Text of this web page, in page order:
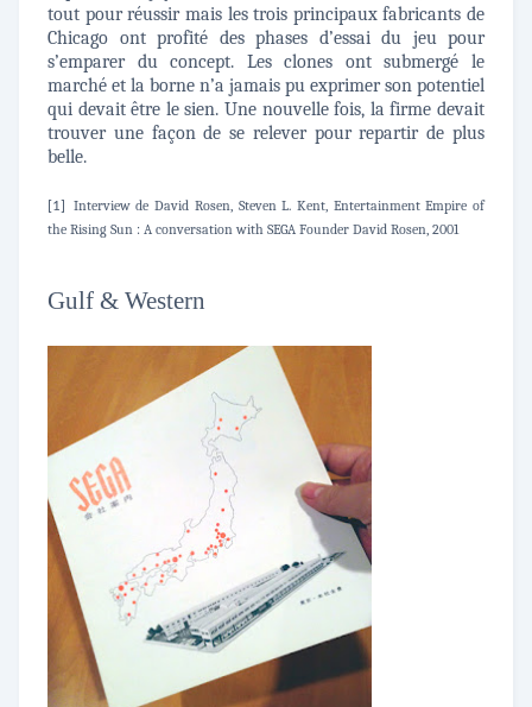
tout pour réussir mais les trois principaux fabricants de
Chicago ont profité des phases d’essai du jeu pour
s’emparer du concept. Les clones ont submergé le
marché et la borne n’a jamais pu exprimer son potentiel
qui devait être le sien. Une nouvelle fois, la firme devait
trouver une façon de se relever pour repartir de plus
belle.
[1]
Interview de David Rosen, Steven L. Kent, Entertainment Empire of
the Rising Sun : A conversation with SEGA Founder David Rosen, 2001
Gulf & Western